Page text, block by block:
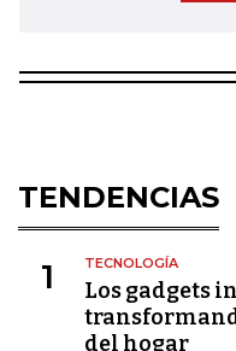
TENDENCIAS
1 TECNOLOGÍA
Los gadgets
del hogar